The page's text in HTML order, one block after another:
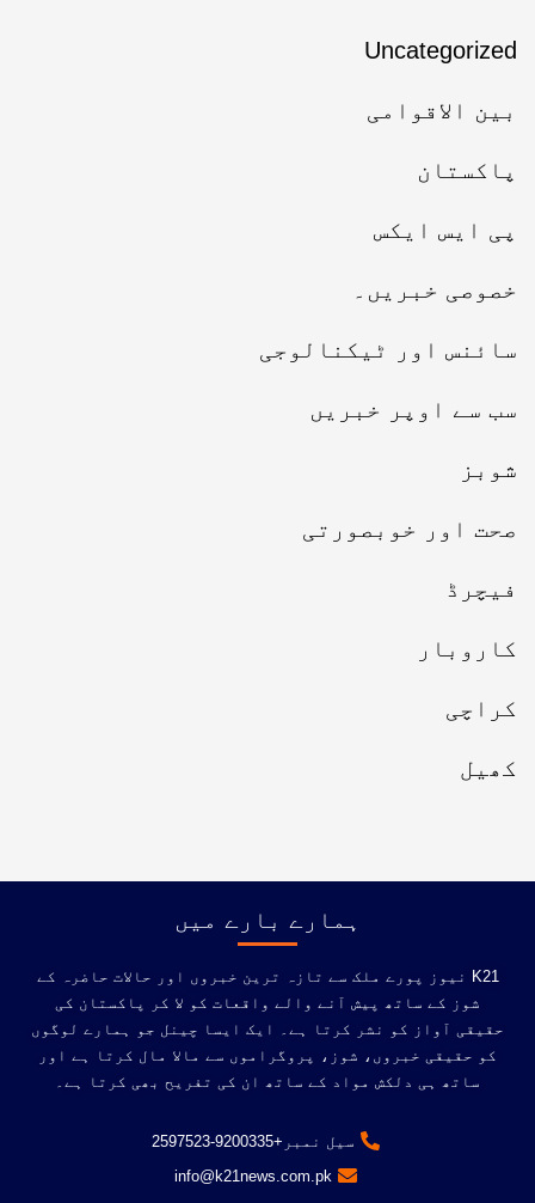
Uncategorized
بین الاقوامی
پاکستان
پی ایس ایکس
خصوصی خبریں۔
سائنس اور ٹیکنالوجی
سب سے اوپر خبریں
شوبز
صحت اور خوبصورتی
فیچرڈ
کاروبار
کراچی
کھیل
ہمارے بارے میں
K21 نیوز پورے ملک سے تازہ ترین خبروں اور حالات حاضرہ کے
شوز کے ساتھ پیش آنے والے واقعات کو لا کر پاکستان کی
حقیقی آواز کو نشر کرتا ہے۔ ایک ایسا چینل جو ہمارے لوگوں
کو حقیقی خبروں، شوز، پروگراموں سے مالا مال کرتا ہے اور
ساتھ ہی دلکش مواد کے ساتھ ان کی تفریح ​​بھی کرتا ہے۔
سیل نمبر+9200335-2597523
info@k21news.com.pk